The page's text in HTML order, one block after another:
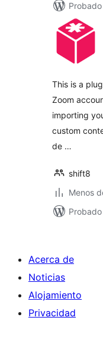
This is a
Zoom
importing
custom
de …
shift8
Menos
Acerca de
Noticias
Alojamiento
Privacidad